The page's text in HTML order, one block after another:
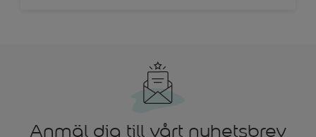
Anmäl dig till vårt nyhetsbrev